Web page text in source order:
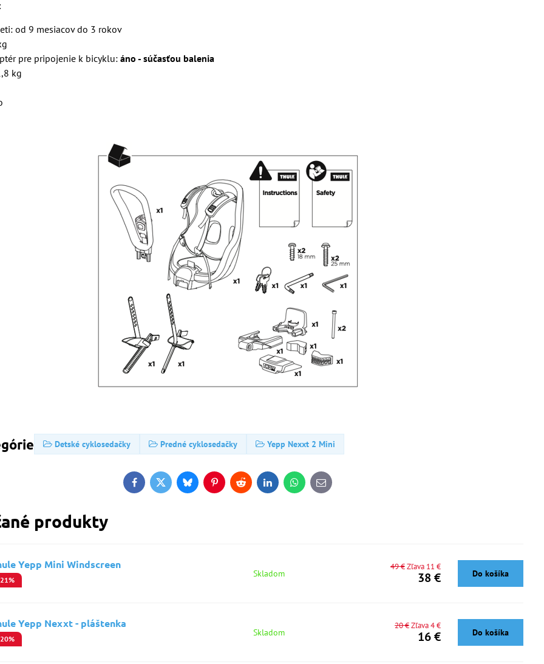
od 9 mesiacov do 3 rokov
pre pripojenie k bicyklu:áno - súčasťou balenia
kg
Detské cyklosedačky Predné cyklosedačky Yepp Nexxt 2 Mini
FacebookTwitterBlueskyPinterestRedditLinkedInWhatsApp
E-
mail
produkty
Yepp Mini Windscreen
Skladom 38 €
49 €Zľava 11 €
Do košíka
Yepp Nexxt - pláštenka
Skladom 16 €
20 €Zľava 4 €
Do košíka